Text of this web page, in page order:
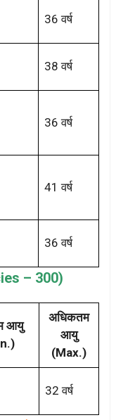
36 वर्ष
38 वर्ष
36 वर्ष
41 वर्ष
36 वर्ष
– 300)
आयु
अधिकतम
आयु
(Max.)
32 वर्ष